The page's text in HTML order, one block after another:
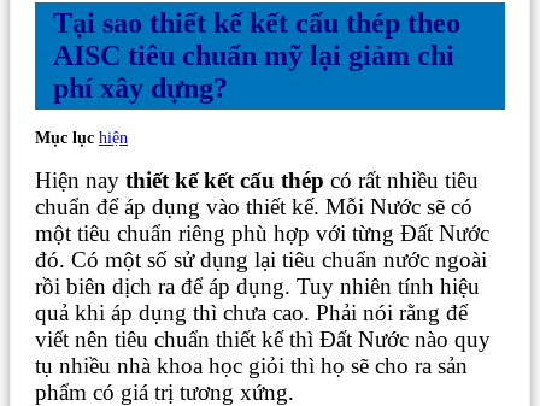
Tại sao thiết kế kết cấu thép theo
AISC tiêu chuẩn mỹ lại giảm chi
phí xây dựng?
Mục lục hiện
Hiện nay thiết kế kết cấu thép có rất nhiều tiêu
chuẩn để áp dụng vào thiết kế. Mỗi Nước sẽ có
một tiêu chuẩn riêng phù hợp với từng Đất Nước
đó. Có một số sử dụng lại tiêu chuẩn nước ngoài
rồi biên dịch ra để áp dụng. Tuy nhiên tính hiệu
quả khi áp dụng thì chưa cao. Phải nói rằng để
viết nên tiêu chuẩn thiết kế thì Đất Nước nào quy
tụ nhiều nhà khoa học giỏi thì họ sẽ cho ra sản
phẩm có giá trị tương xứng.